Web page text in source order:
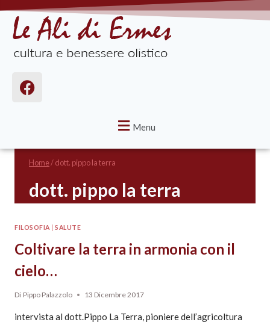
Menu
Home/dott. pippo la terra
dott. pippo la terra
FILOSOFIA |SALUTE
Coltivare la terra in armonia con il
cielo…
Di Pippo Palazzolo 13 Dicembre 2017
intervista al dott.Pippo La Terra, pioniere dell’agricoltura